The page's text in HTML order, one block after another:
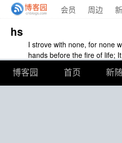
会员 周边
hs
I strove with none, for none
hands before the fire of life;
博客园 首页 新